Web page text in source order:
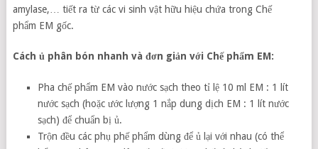
amylase,… tiết ra từ các vi sinh vật hữu hiệu chứa trong Chế
phẩm EM gốc.
Cách ủ phân bón nhanh và đơn giản với Chế phẩm EM:
Pha chế phẩm EM vào nước sạch theo tỉ lệ 10 ml EM : 1 lít
nước sạch (hoặc ước lượng 1 nắp dung dịch EM : 1 lít nước
sạch) để chuẩn bị ủ.
Trộn đều các phụ phế phẩm dùng để ủ lại với nhau (có thể